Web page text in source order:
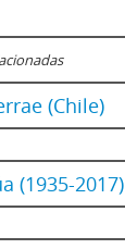
(Chile)
(1935-2017)